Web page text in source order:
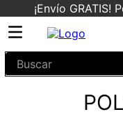
¡Envío GRATIS!
Buscar